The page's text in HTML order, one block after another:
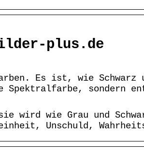
plus.de
Es ist, wie Schwarz
Spektralfarbe, sondern
wird wie Grau und
Unschuld,